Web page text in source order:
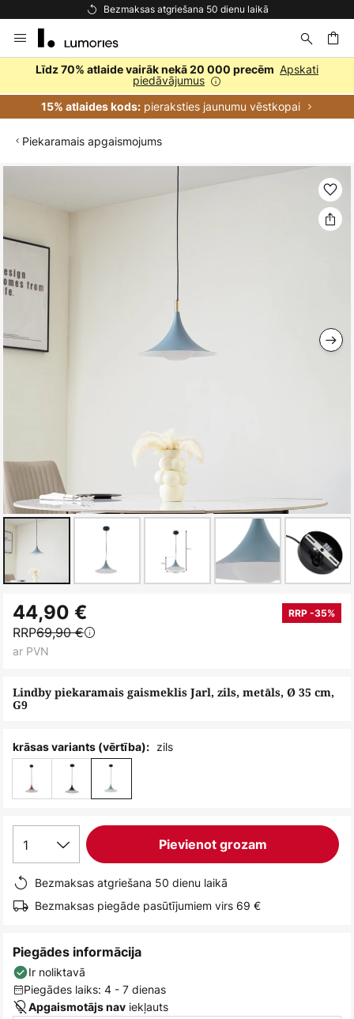
Bezmaksas atgriešana 50 dienu laikā
to
Content
Līdz 70% atlaide vairāk nekā 20 000 precēm Apskati
piedāvājumus
15% atlaides kods:pieraksties jaunumu vēstkopai
Piekaramais apgaismojums
beigām
uz
galerijas
sākumu
Lindby piekaramais gaismeklis Jarl, zils, metāls, Ø 35 cm,
G9
44,90 € RRP -35%
RRP69,90 €
ar PVN
krāsas variants (vērtība): zils
1 Pievienot grozam
Bezmaksas atgriešana 50 dienu laikā
Bezmaksas piegāde pasūtījumiem virs 69 €
Piegādes informācija
Ir noliktavā
Piegādes laiks: 4 - 7 dienas
Apgaismotājs nav iekļauts